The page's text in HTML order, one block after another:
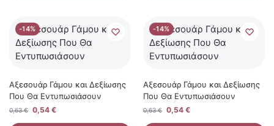
-14%
Αξεσουάρ Γάμου και Δεξίωσης
Που Θα Εντυπωσιάσουν
0,63€ 0,54 €
-14%
Αξεσουάρ Γάμου και Δεξίωσης
Που Θα Εντυπωσιάσουν
0,63€ 0,54 €